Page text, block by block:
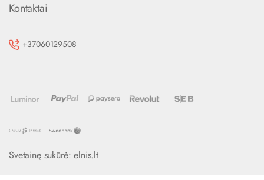
Kontaktai
+37060129508
Svetainę sukūrė:elnis.lt